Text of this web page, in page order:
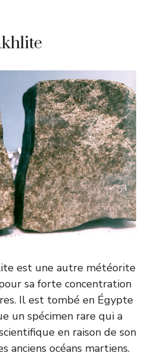
est une autre météorite
sa forte concentration
Il est tombé en Égypte
un spécimen rare qui a
en raison de son
anciens océans martiens.